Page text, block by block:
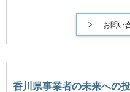
香川県事業者の未来への